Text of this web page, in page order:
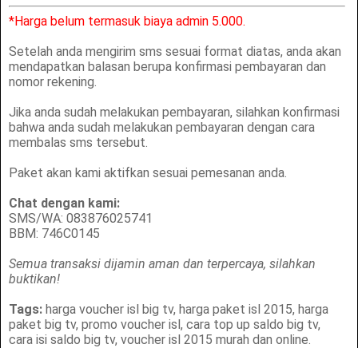
*Harga belum termasuk biaya admin 5.000.
Setelah anda mengirim sms sesuai format diatas, anda akan
mendapatkan balasan berupa konfirmasi pembayaran dan
nomor rekening.
Jika anda sudah melakukan pembayaran, silahkan konfirmasi
bahwa anda sudah melakukan pembayaran dengan cara
membalas sms tersebut.
Paket akan kami aktifkan sesuai pemesanan anda.
Chat dengan kami:
SMS/WA: 083876025741
BBM: 746C0145
Semua transaksi dijamin aman dan terpercaya, silahkan
buktikan!
Tags: harga voucher isl big tv, harga paket isl 2015, harga
paket big tv, promo voucher isl, cara top up saldo big tv,
cara isi saldo big tv, voucher isl 2015 murah dan online.